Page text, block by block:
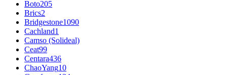
Boto205
Brics2
Bridgestone1090
Cachland1
Camso (Solideal)
Ceat99
Centara436
ChaoYang10